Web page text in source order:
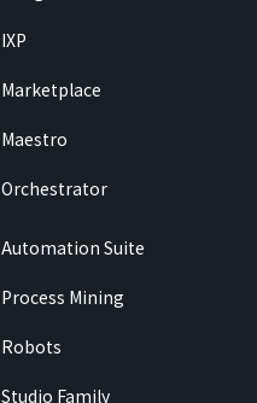
IXP
Marketplace
Maestro
Orchestrator
Automation Suite
Process Mining
Robots
Studio Family